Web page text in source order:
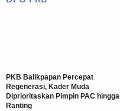
PKB Balikpapan Percepat
Regenerasi, Kader Muda
Diprioritaskan Pimpin PAC hingga
Ranting